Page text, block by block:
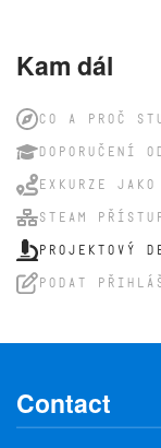
Kam dál
CO A PROČ
DOPORUČENÍ
EXKURZE
STEAM
PROJEKTOVÝ
PODAT
Contact